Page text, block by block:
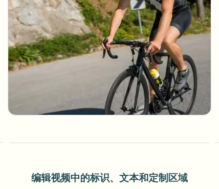
街头采访模糊
游戏与直播模糊
在线模糊照片中的人脸
人脸匿名化
语音匿名处理器
批量视频模糊
公共部门
FOIA、安全披露和编辑
批量人脸匿名化
大批量、保留期和SLA
车队、行车记录仪和停车场大规模处理
批量人脸模糊
API 和 SDK
产品
编辑视频中的标识、文本和定制区域